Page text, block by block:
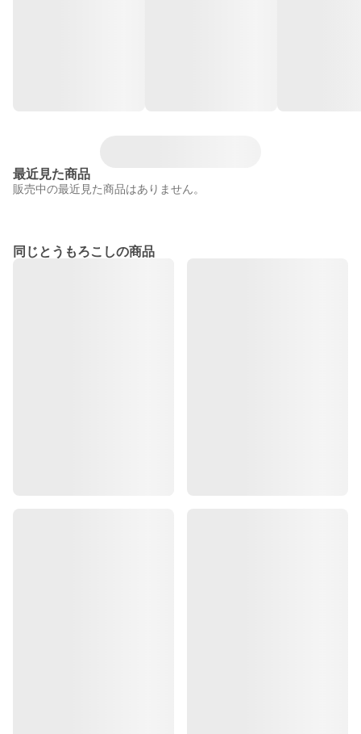
最近見た商品
販売中の最近見た商品はありません。
同じとうもろこしの商品